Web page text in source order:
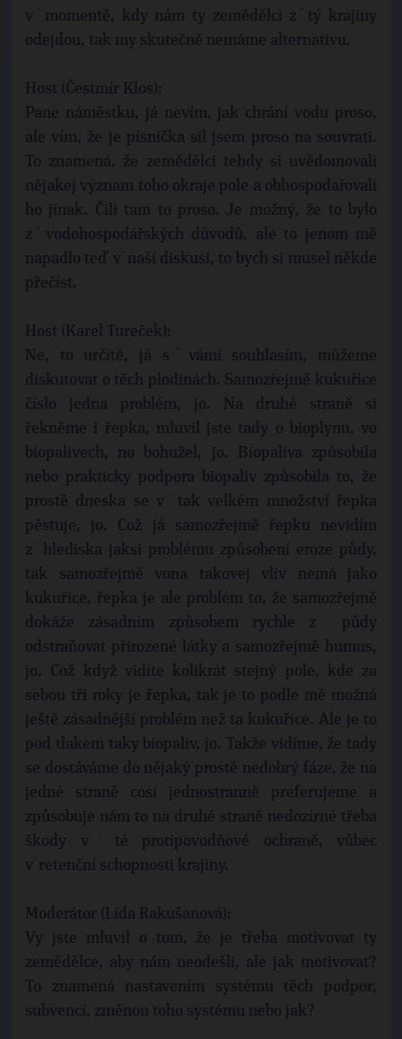
v˙momentě, kdy nám ty zemědělci z˙tý krajiny
odejdou, tak my skutečně nemáme alternativu.
Host (Čestmír Klos):
Pane náměstku, já nevím, jak chrání vodu proso,
ale vím, že je písnička sil jsem proso na souvrati.
To znamená, že zemědělci tehdy si uvědomovali
nějakej význam toho okraje pole a obhospodařovali
ho jinak. Čili tam to proso. Je možný, že to bylo
z˙vodohospodářských důvodů, ale to jenom mě
napadlo teď v˙naší diskusi, to bych si musel někde
přečíst.
Host (Karel Tureček):
Ne, to určitě, já s˙vámi souhlasím, můžeme
diskutovat o těch plodinách. Samozřejmě kukuřice
číslo jedna problém, jo. Na druhé straně si
řekněme i řepka, mluvil jste tady o bioplynu, vo
biopalivech, no bohužel, jo. Biopaliva způsobila
nebo prakticky podpora biopaliv způsobila to, že
prostě dneska se v˙tak velkém množství řepka
pěstuje, jo. Což já samozřejmě řepku nevidím
z˙hlediska jaksi problému způsobení eroze půdy,
tak samozřejmě vona takovej vliv nemá jako
kukuřice, řepka je ale problém to, že samozřejmě
dokáže zásadním způsobem rychle z˙půdy
odstraňovat přirozené látky a samozřejmě humus,
jo. Což když vidíte kolikrát stejný pole, kde za
sebou tři roky je řepka, tak je to podle mě možná
ještě zásadnější problém než ta kukuřice. Ale je to
pod tlakem taky biopaliv, jo. Takže vidíme, že tady
se dostáváme do nějaký prostě nedobrý fáze, že na
jedné straně cosi jednostranně preferujeme a
způsobuje nám to na druhé straně nedozírné třeba
škody v˙té protipovodňové ochraně, vůbec
v˙retenční schopnosti krajiny.
Moderátor (Lída Rakušanová):
Vy jste mluvil o tom, že je třeba motivovat ty
zemědělce, aby nám neodešli, ale jak motivovat?
To znamená nastavením systému těch podpor,
subvencí, změnou toho systému nebo jak?